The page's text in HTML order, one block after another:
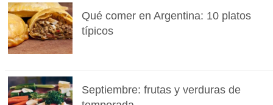
Qué comer en Argentina: 10 platos
típicos
Septiembre: frutas y verduras de